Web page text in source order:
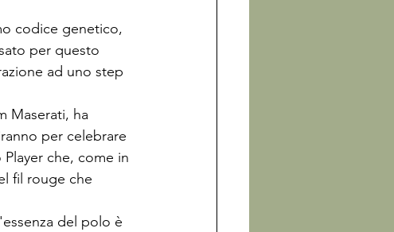
codice genetico,
per questo
ad uno step
Maserati, ha
per celebrare
che, come in
fil rouge che
del polo è